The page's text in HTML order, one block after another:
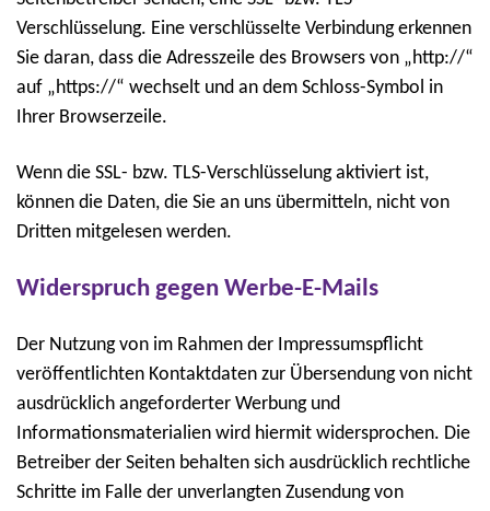
Verschlüsselung. Eine verschlüsselte Verbindung erkennen
Sie daran, dass die Adresszeile des Browsers von „http://“
auf „https://“ wechselt und an dem Schloss-Symbol in
Ihrer Browserzeile.
Wenn die SSL- bzw. TLS-Verschlüsselung aktiviert ist,
können die Daten, die Sie an uns übermitteln, nicht von
Dritten mitgelesen werden.
Widerspruch gegen Werbe-E-Mails
Der Nutzung von im Rahmen der Impressumspflicht
veröffentlichten Kontaktdaten zur Übersendung von nicht
ausdrücklich angeforderter Werbung und
Informationsmaterialien wird hiermit widersprochen. Die
Betreiber der Seiten behalten sich ausdrücklich rechtliche
Schritte im Falle der unverlangten Zusendung von